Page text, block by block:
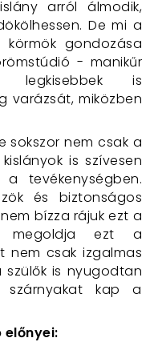
arról álmodik,
De mi a
gondozása
- manikűr
legkisebbek is
varázsát, miközben
sokszor nem csak a
is szívesen
tevékenységben.
és biztonságos
bízza rájuk ezt a
megoldja ezt a
nem csak izgalmas
is nyugodtan
szárnyakat kap a